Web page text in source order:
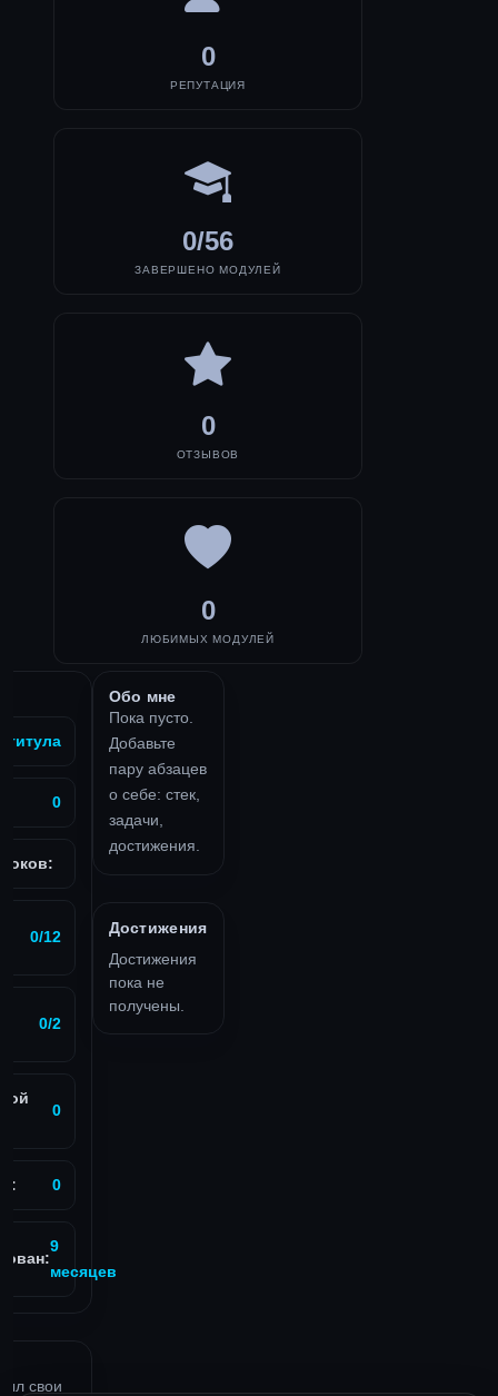
0
РЕПУТАЦИЯ
0/56
ЗАВЕРШЕНО МОДУЛЕЙ
0
ОТЗЫВОВ
0
ЛЮБИМЫХ МОДУЛЕЙ
титула
0
0/12
0/2
0
0
9
месяцев
свои
Обо мне
Пока пусто.
Добавьте
пару абзацев
о себе: стек,
задачи,
достижения.
Достижения
Достижения
пока не
получены.